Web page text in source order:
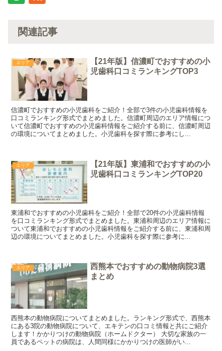
関連記事
エリア
【21年版】信濃町でおすすめの小
児歯科口コミランキングTOP3
信濃町でおすすめの小児歯科をご紹介！全部で3件の小児歯科情報を
口コミランキング形式でまとめました。信濃町周辺のエリア情報につ
いて信濃町でおすすめの小児歯科情報をご紹介する前に、信濃町周辺
の環境についてまとめました。小児歯科を探す際に参考にし...
エリア
【21年版】東浦和でおすすめの小
児歯科口コミランキングTOP20
東浦和でおすすめの小児歯科をご紹介！全部で20件の小児歯科情報
を口コミランキング形式でまとめました。東浦和周辺のエリア情報に
ついて東浦和でおすすめの小児歯科情報をご紹介する前に、東浦和周
辺の環境についてまとめました。小児歯科を探す際に参考に...
エリア
西熊本でおすすめの動物病院3選
まとめ
西熊本の動物病院についてまとめました。ランキング形式で、西熊本
にある3院の動物病院について、エキテンの口コミ情報と共にご紹介
します！かかりつけの動物病院（ホームドクター） 大切な家族の一
員であるペットの病院は、人間同様にかかりつけの医師がい...